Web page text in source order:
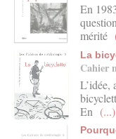
En
mérité
La
Cahier
L’idée,
En (...)